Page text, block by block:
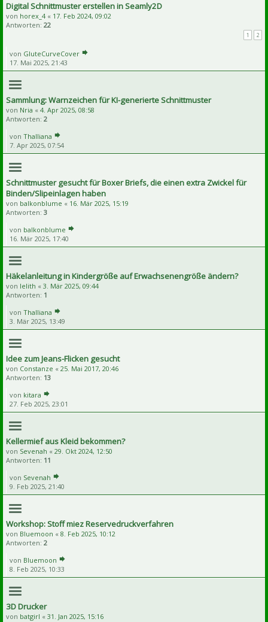
Digital Schnittmuster erstellen in Seamly2D
von horex_4 « 17. Feb 2024, 09:02
Antworten: 22
1 2
von GluteCurveCover
17. Mai 2025, 21:43
Sammlung: Warnzeichen für KI-generierte Schnittmuster
von Nria « 4. Apr 2025, 08:58
Antworten: 2
von Thalliana
7. Apr 2025, 07:54
Schnittmuster gesucht für Boxer Briefs, die einen extra Zwickel für
Binden/Slipeinlagen haben
von balkonblume « 16. Mär 2025, 15:19
Antworten: 3
von balkonblume
16. Mär 2025, 17:40
Häkelanleitung in Kindergröße auf Erwachsenengröße ändern?
von lelith « 3. Mär 2025, 09:44
Antworten: 1
von Thalliana
3. Mär 2025, 13:49
Idee zum Jeans-Flicken gesucht
von Constanze « 25. Mai 2017, 20:46
Antworten: 13
von kitara
27. Feb 2025, 23:01
Kellermief aus Kleid bekommen?
von Sevenah « 29. Okt 2024, 12:50
Antworten: 11
von Sevenah
9. Feb 2025, 21:40
Workshop: Stoff miez Reservedruckverfahren
von Bluemoon « 8. Feb 2025, 10:12
Antworten: 2
von Bluemoon
8. Feb 2025, 10:33
3D Drucker
von batgirl « 31. Jan 2025, 15:16